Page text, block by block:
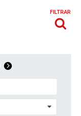
FILTRAR